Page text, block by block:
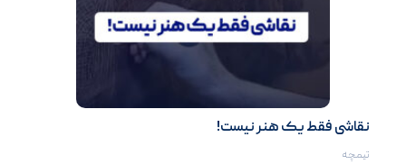
نقاشی فقط یک هنر نیست!
تیمچه